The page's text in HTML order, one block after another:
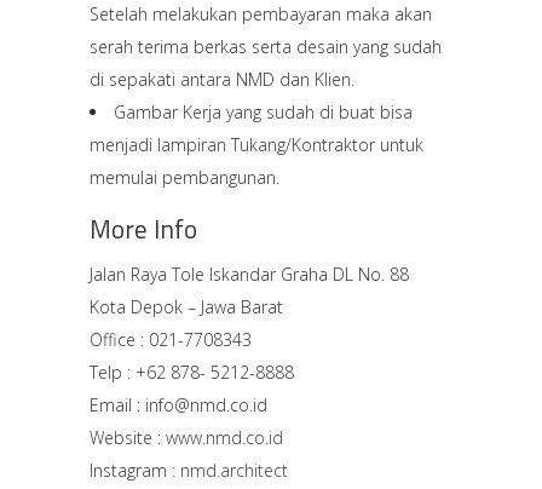
Setelah melakukan pembayaran maka akan
serah terima berkas serta desain yang sudah
di sepakati antara NMD dan Klien.
Gambar Kerja yang sudah di buat bisa
menjadi lampiran Tukang/Kontraktor untuk
memulai pembangunan.
More Info
Jalan Raya Tole Iskandar Graha DL No. 88
Kota Depok – Jawa Barat
Office : 021-7708343
Telp : +62 878- 5212-8888
Email : info@nmd.co.id
Website : www.nmd.co.id
Instagram : nmd.architect